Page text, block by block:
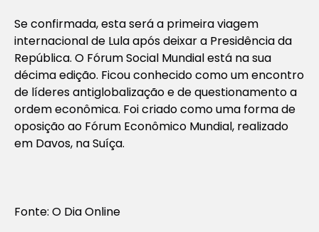
Se confirmada, esta será a primeira viagem
internacional de Lula após deixar a Presidência da
República. O Fórum Social Mundial está na sua
décima edição. Ficou conhecido como um encontro
de líderes antiglobalização e de questionamento a
ordem econômica. Foi criado como uma forma de
oposição ao Fórum Econômico Mundial, realizado
em Davos, na Suíça.
Fonte: O Dia Online